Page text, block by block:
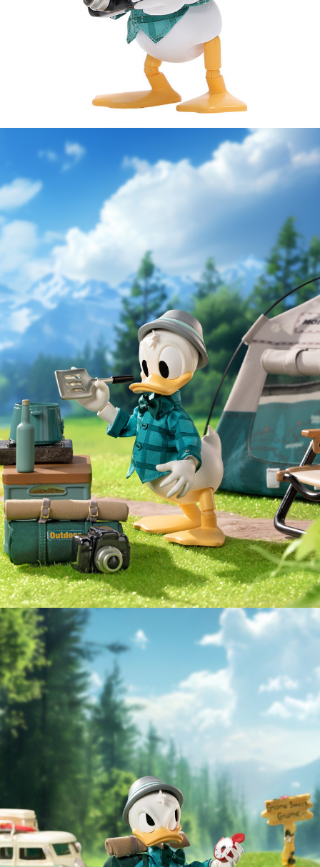
預購-宅配(離島)(舊)
每筆NT$160，滿NT$3,000(含以上)免運費
東海門市自取，需自備購物袋取貨唷。